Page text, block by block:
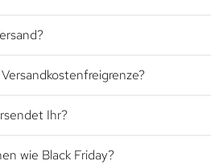
Ihr?
wie Black Friday?